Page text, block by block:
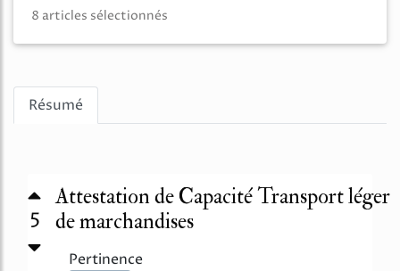
8 articles sélectionnés
Résumé
5
Attestation de Capacité Transport léger
de marchandises
Pertinence